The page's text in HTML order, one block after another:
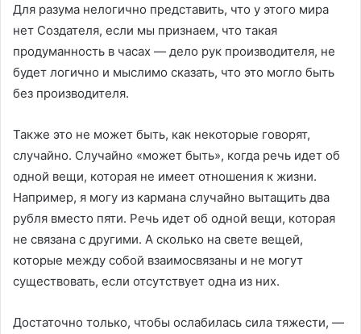
Для разума нелогично представить, что у этого мира
нет Создателя, если мы признаем, что такая
продуманность в часах — дело рук производителя, не
будет логично и мыслимо сказать, что это могло быть
без производителя.
Также это не может быть, как некоторые говорят,
случайно. Случайно «может быть», когда речь идет об
одной вещи, которая не имеет отношения к жизни.
Например, я могу из кармана случайно вытащить два
рубля вместо пяти. Речь идет об одной вещи, которая
не связана с другими. А сколько на свете вещей,
которые между собой взаимосвязаны и не могут
существовать, если отсутствует одна из них.
Достаточно только, чтобы ослабилась сила тяжести, —